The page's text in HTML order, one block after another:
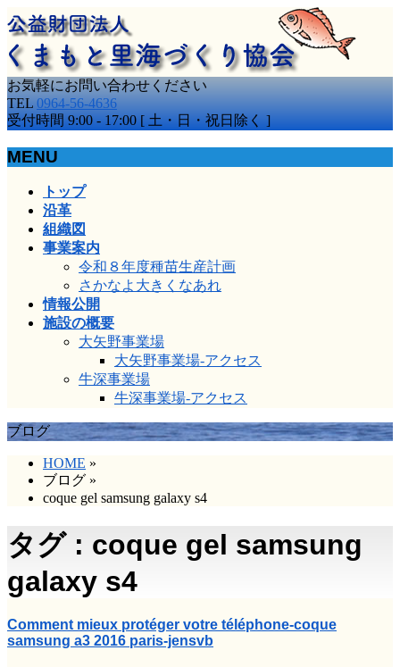
お気軽にお問い合わせください
TEL 0964-56-4636
受付時間 9:00 - 17:00 [ 土・日・祝日除く ]
MENU
トップ
沿革
組織図
事業案内
令和８年度種苗生産計画
さかなよ大きくなあれ
情報公開
施設の概要
大矢野事業場
大矢野事業場-アクセス
牛深事業場
牛深事業場-アクセス
ブログ
HOME »
ブログ »
coque gel samsung galaxy s4
タグ : coque gel samsung
galaxy s4
Comment mieux protéger votre téléphone-coque
samsung a3 2016 paris-jensvb